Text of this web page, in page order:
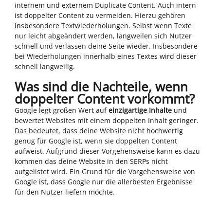
internem und externem Duplicate Content. Auch intern
ist doppelter Content zu vermeiden. Hierzu gehören
insbesondere Textwiederholungen. Selbst wenn Texte
nur leicht abgeändert werden, langweilen sich Nutzer
schnell und verlassen deine Seite wieder. Insbesondere
bei Wiederholungen innerhalb eines Textes wird dieser
schnell langweilig.
Was sind die Nachteile, wenn
doppelter Content vorkommt?
Google legt großen Wert aufeinzigartige Inhalte und
bewertet Websites mit einem doppelten Inhalt geringer.
Das bedeutet, dass deine Website nicht hochwertig
genug für Google ist, wenn sie doppelten Content
aufweist. Aufgrund dieser Vorgehensweise kann es dazu
kommen das deine Website in den SERPs nicht
aufgelistet wird. Ein Grund für die Vorgehensweise von
Google ist, dass Google nur die allerbesten Ergebnisse
für den Nutzer liefern möchte.